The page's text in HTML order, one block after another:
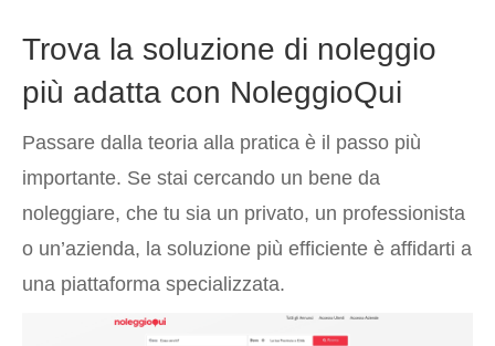
Trova la soluzione di noleggio
più adatta con NoleggioQui
Passare dalla teoria alla pratica è il passo più
importante. Se stai cercando un bene da
noleggiare, che tu sia un privato, un professionista
o un’azienda, la soluzione più efficiente è affidarti a
una piattaforma specializzata.